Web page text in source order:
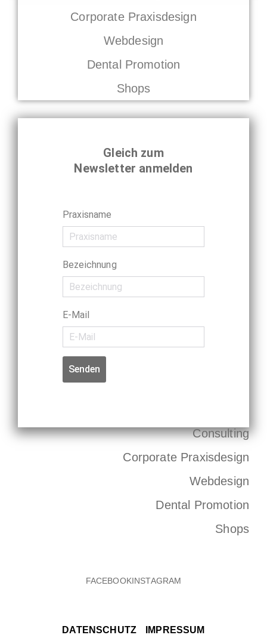
Corporate Praxisdesign
Webdesign
Dental Promotion
Shops
Gleich zum
Newsletter anmelden
Praxisname
Bezeichnung
E-Mail
Senden
Consulting
Corporate Praxisdesign
Webdesign
Dental Promotion
Shops
FACEBOOKINSTAGRAM
DATENSCHUTZ IMPRESSUM